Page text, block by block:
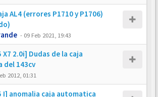
AL4 (errores P1710 y P1706)
- 09 Feb 2021, 19:43
2.0i] Dudas de la caja
del 143cv
2012, 01:31
I] anomalia caja automatica